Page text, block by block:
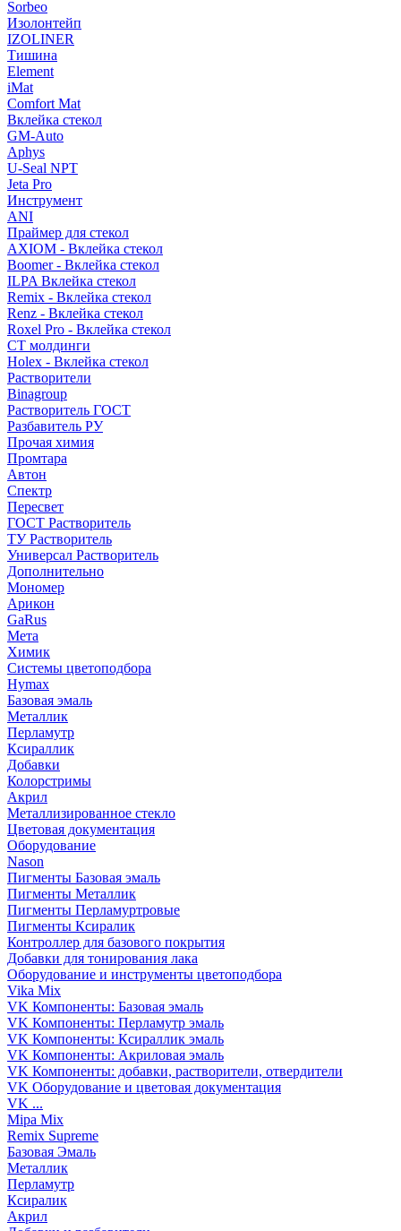
Sorbeo
Изолонтейп
IZOLINER
Тишина
Element
iMat
Comfort Mat
Вклейка стекол
GM-Auto
Aphys
U-Seal NPT
Jeta Pro
Инструмент
ANI
Праймер для стекол
AXIOM - Вклейка стекол
Boomer - Вклейка стекол
ILPA Вклейка стекол
Remix - Вклейка стекол
Renz - Вклейка стекол
Roxel Pro - Вклейка стекол
СТ молдинги
Holex - Вклейка стекол
Растворители
Binagroup
Растворитель ГОСТ
Разбавитель РУ
Прочая химия
Промтара
Автон
Спектр
Пересвет
ГОСТ Растворитель
ТУ Растворитель
Универсал Растворитель
Дополнительно
Мономер
Арикон
GaRus
Мета
Химик
Системы цветоподбора
Hymax
Базовая эмаль
Металлик
Перламутр
Ксираллик
Добавки
Колорстримы
Акрил
Металлизированное стекло
Цветовая документация
Оборудование
Nason
Пигменты Базовая эмаль
Пигменты Металлик
Пигменты Перламуртровые
Пигменты Ксиралик
Контроллер для базового покрытия
Добавки для тонирования лака
Оборудование и инструменты цветоподбора
Vika Mix
VK Компоненты: Базовая эмаль
VK Компоненты: Перламутр эмаль
VK Компоненты: Ксираллик эмаль
VK Компоненты: Акриловая эмаль
VK Компоненты: добавки, растворители, отвердители
VK Оборудование и цветовая документация
VK ...
Mipa Mix
Remix Supreme
Базовая Эмаль
Металлик
Перламутр
Ксиралик
Акрил